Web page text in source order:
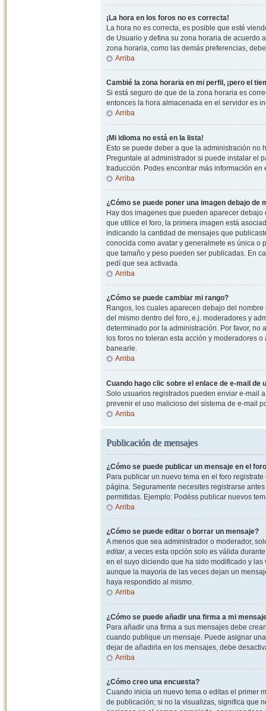
¡La hora en los foros no es correcta!
La hora no es correcta, es posible que esté
de Usuario y defina su zona horaria de acuerdo
zona horaria, como las demás preferencias,
Arriba
Cambié la zona horaria en mi perfil, ¡pero el
Si está seguro de que de la zona horaria es
entonces la hora almacenada en el servidor es
Arriba
¡Mi idioma no está en la lista!
Esto se puede deber a que la administración no
Preguntale al administrador si puede instalar el
traducción. Podes encontrar más información
Arriba
¿Cómo se puede poner una imagen debajo de
Hay dos imagenes que pueden aparecer
que utilice el foro, la primera imagen está
indicando la cantidad de mensajes que
conocida como avatar y generalmete es única o
que tamaño y peso pueden ser publicadas. En
pedí que sea activada.
Arriba
¿Cómo se puede cambiar mi rango?
Rangos, los cuales aparecen debajo del
del mismo dentro del foro, e.j. moderadores y
determinado por la administración. Por favor,
los foros no toleran esta acción y moderadores
banearle.
Arriba
Cuando hago clic sobre el enlace de e-mail de
Solo usuarios registrados pueden enviar e-mail
prevenir el uso malicioso del sistema de e-mail
Arriba
Publicación de mensajes
¿Cómo se puede publicar un mensaje en el
Para publicar un nuevo tema en el foro
página. Seguramente necesites registrarse
permitidas. Ejemplo: Podéss publicar nuevos
Arriba
¿Cómo se puede editar o borrar un mensaje?
A menos que sea administrador o moderador,
editar, a veces esta opción solo es válida
en el suyo diciendo que ha sido modificado y
aunque la mayoria de las veces dejan un
haya respondido al mismo.
Arriba
¿Cómo se puede añadir una firma a mi
Para añadir una firma a sus mensajes debe
cuando publique un mensaje. Puede asignar
dejar de añadirla en los mensajes, debe
Arriba
¿Cómo creo una encuesta?
Cuando inicia un nuevo tema o editas el primer
de publicación; si no la visualizas, significa que